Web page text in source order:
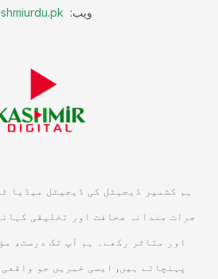
ویب:
ہم کشمیر ڈیجیٹل کی ڈیجیٹل میڈیا
جرات مندانہ صحافت اور تخلیقی
اور متاثر رکھے۔ ہم آپ تک درست،
پہنچاتے ہیں, ایسی خبریں جو